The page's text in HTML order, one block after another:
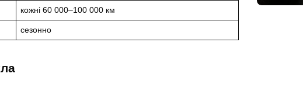
кожні 60 000–100 000 км
сезонно